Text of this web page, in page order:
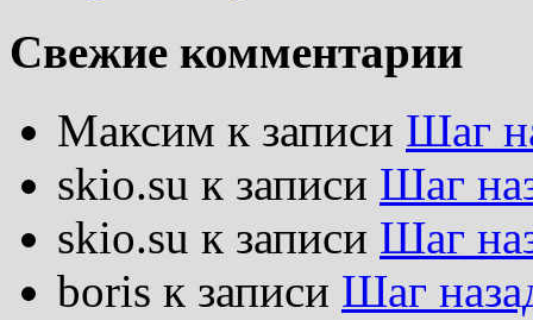
Свежие комментарии
Максим к записи Шаг
skio.su к записи Шаг
skio.su к записи Шаг
boris к записи Шаг